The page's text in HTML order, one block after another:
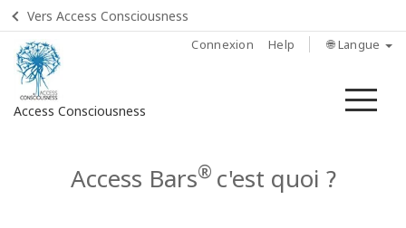
Vers Access Consciousness
Connexion Help 🌐 Langue
Access Consciousness
Access Bars® c'est quoi ?